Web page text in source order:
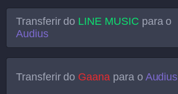
Transferir do LINE MUSIC para o
Audius
Transferir do Gaana para o Audius